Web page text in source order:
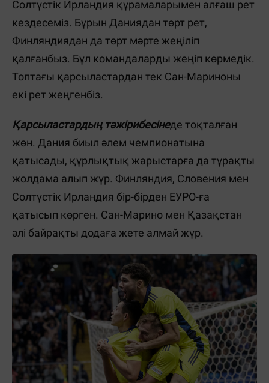
Солтүстік Ирландия құрамаларымен алғаш рет
кездесеміз. Бұрын Даниядан төрт рет,
Финляндиядан да төрт мәрте жеңіліп
қалғанбыз. Бұл командаларды жеңіп көрмедік.
Топтағы қарсыластардан тек Сан-Мариноны
екі рет жеңгенбіз.
Қарсыластардың тәжірибесінеде тоқталған
жөн. Дания биыл әлем чемпионатына
қатысады, құрлықтық жарыстарға да тұрақты
жолдама алып жүр. Финляндия, Словения мен
Солтүстік Ирландия бір-бірден ЕУРО-ға
қатысып көрген. Сан-Марино мен Қазақстан
әлі байрақты додаға жете алмай жүр.